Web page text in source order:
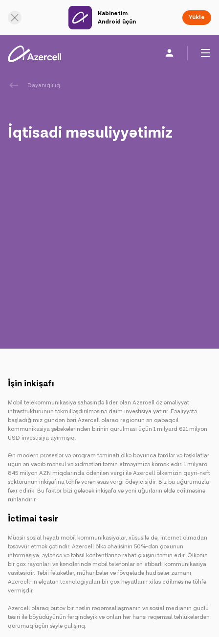
Kabinetim
Android üçün
Yüklə
Fərdi
Korporativ Sosial Məsuliyyət
Dayanıqlılıq
İqtisadi məsuliyyətimiz
İşin inkişafı
Mobil telekommunikasiya sahəsində lider olan Azercell öz əməliyyat
infrastrukturunun təkmilləşdirilməsinə daim investisiya yatırır. Fəaliyyətə
başladığımız gündən bəri Azercell olaraq regionun ən qabaqcıl
kommunikasiya şəbəkələrindən birinin qurulması üçün 1 milyard 621 milyon
USD investisiya ayırmışıq.
Ən modern proseslər və proqram təminatı ölkə boyunca fərdlər və təşkilatlar
üçün ən vacib məhsul və xidmətləri təmin etməyimizə kömək edir. 1 milyard
845 milyon AZN miqdarında ödənilən vergi ilə Azercell ölkəmizin qeyri-neft
sektorunun inkişafına töhfə verən əsas vergi ödəyicisidir. Biz bu uğurumuzla
fəxr edirik. Bu faktor bizi gələcək inkişafa və yeni uğurların əldə edilməsinə
ruhlandırır.
İctimai təsir
Müasir sosial həyatı mobil kommunikasiyalar, xüsusilə də, internet olmadan
təsəvvür etmək çətindir. Azercell ölkə əhalisinin 50%-dən çoxunun
informasiya, əyləncə və təhsil kontentlərinə rahat çıxışını təmin edir. Ölkənin
bir çox rayonları və kəndlərində mobil telefonlar ən etibarlı kommunikasiya
vasitəsidir. Təbii fəlakətlər, müharibələr və fövqəladə hadisələr zamanı
Azercell-in əlçatan texnologiyaları bir çox həyatların xilas edilməsinə töhfə
vermişdir.
Azercell olaraq bütöv bir nəslin rəqəmsallaşmanın və sosial medianın güclü
təsiri ilə böyüdüyünün fərqindəyik və onları hər hansı rəqəmsal təhlükələrdən
qorumaq üçün səylə çalışırıq.
Onlayn dəstək